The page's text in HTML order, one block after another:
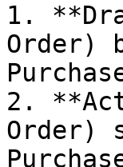
1.
Order)
2.
Order)